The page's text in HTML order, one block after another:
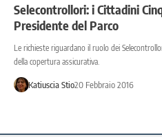
Selecontrollori: i Cittadini
Presidente del Parco
Le richieste riguardano il ruolo dei
della copertura assicurativa.
Katiuscia Stio20 Febbraio 2016